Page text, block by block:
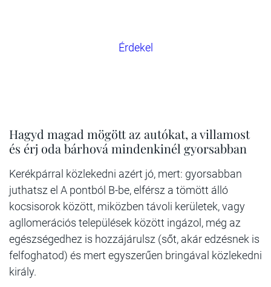
Érdekel
Hagyd magad mögött az autókat, a villamost
és érj oda bárhová mindenkinél gyorsabban
Kerékpárral közlekedni azért jó, mert: gyorsabban
juthatsz el A pontból B-be, elférsz a tömött álló
kocsisorok között, miközben távoli kerületek, vagy
agllomerációs települések között ingázol, még az
egészségedhez is hozzájárulsz (sőt, akár edzésnek is
felfoghatod) és mert egyszerűen bringával közlekedni
király.